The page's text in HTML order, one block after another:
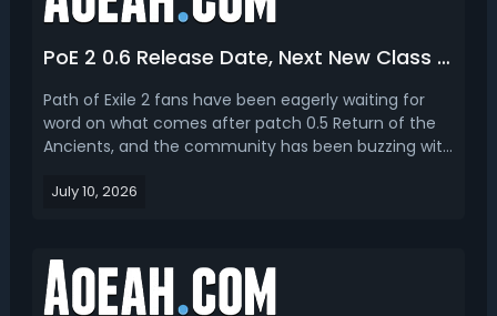
PoE 2 0.6 Release Date, Next New Class & League Season Content
Path of Exile 2 fans have been eagerly waiting for
word on what comes after patch 0.5 Return of the
Ancients, and the community has been buzzing with
GGG's ARPG sequel. From release timing to which
July 10, 2026